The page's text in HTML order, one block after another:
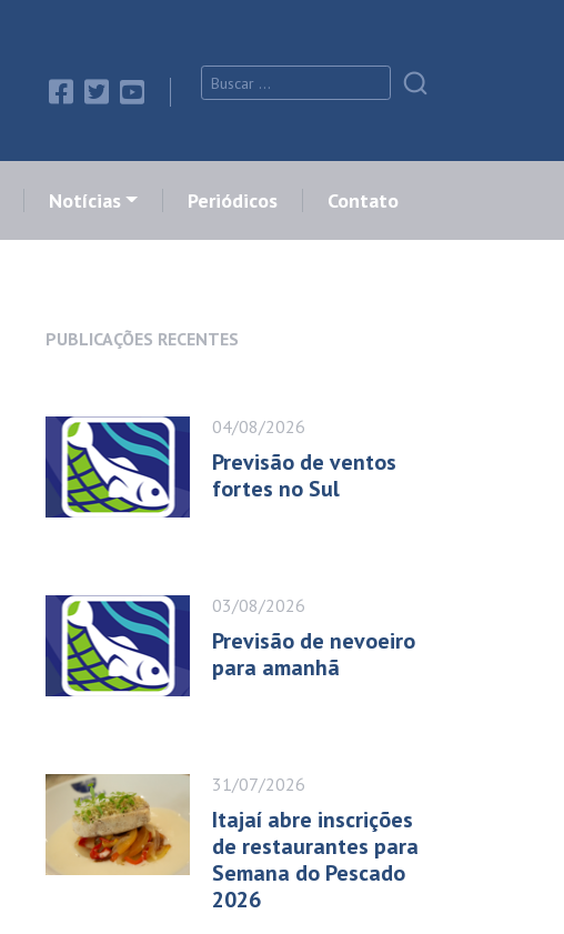
Notícias Periódicos Contato
PUBLICAÇÕES RECENTES
04/08/2026
Previsão de ventos
fortes no Sul
03/08/2026
Previsão de nevoeiro
para amanhã
31/07/2026
Itajaí abre inscrições
de restaurantes para
Semana do Pescado
2026